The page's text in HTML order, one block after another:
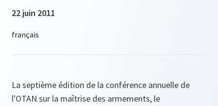
22 juin 2011
La septième édition de la conférence annuelle de
l'OTAN sur la maîtrise des armements, le